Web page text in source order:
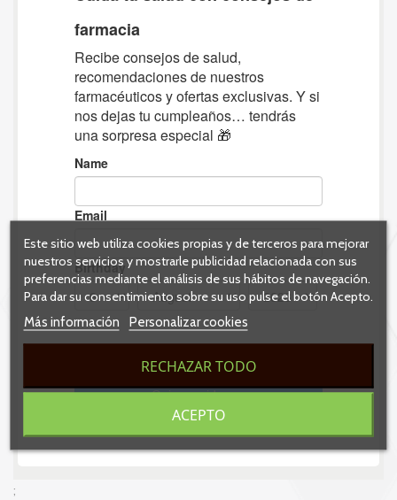
;
Este sitio web utiliza cookies propias y de terceros para mejorar
nuestros servicios y mostrarle publicidad relacionada con sus
preferencias mediante el análisis de sus hábitos de navegación.
Para dar su consentimiento sobre su uso pulse el botón Acepto.
Más información
Personalizar cookies
RECHAZAR TODO
ACEPTO